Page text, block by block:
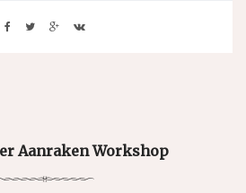
Aanraken Workshop